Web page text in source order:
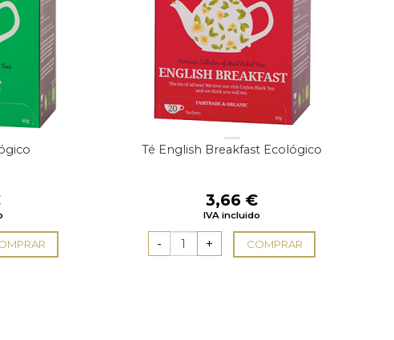
Té English Breakfast Ecológico
3,66 €
IVA incluido
COMPRAR